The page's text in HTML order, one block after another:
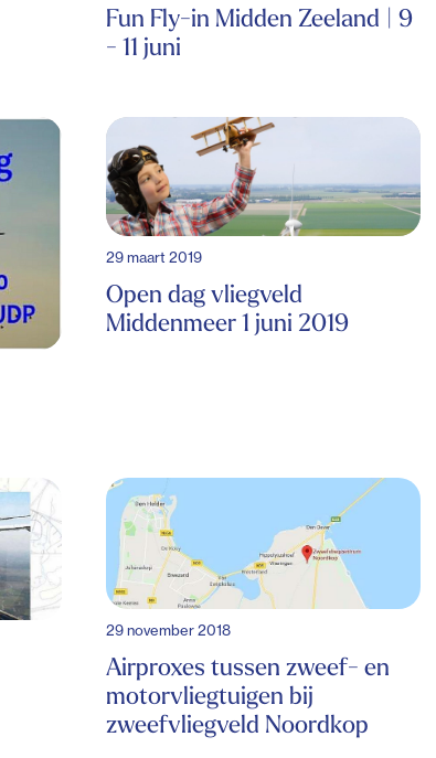
Fun Fly-in Midden Zeeland | 9
- 11 juni
29 maart 2019
Open dag vliegveld
Middenmeer 1 juni 2019
29 november 2018
Airproxes tussen zweef- en
motorvliegtuigen bij
zweefvliegveld Noordkop